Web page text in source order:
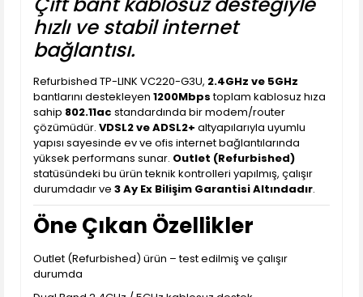
hızlı ve stabil internet
bağlantısı.
Refurbished TP-LINK VC220-G3U, 2.4GHz ve 5GHz
bantlarını destekleyen 1200Mbpstoplam kablosuz hıza
sahip 802.11ac standardında bir modem/router
çözümüdür. VDSL2 ve ADSL2+ altyapılarıyla uyumlu
yapısı sayesinde ev ve ofis internet bağlantılarında
yüksek performans sunar. Outlet (Refurbished)
statüsündeki bu ürün teknik kontrolleri yapılmış, çalışır
durumdadır ve 3 Ay Ex Bilişim Garantisi Altındadır.
Öne Çıkan Özellikler
Outlet (Refurbished) ürün – test edilmiş ve çalışır
durumda